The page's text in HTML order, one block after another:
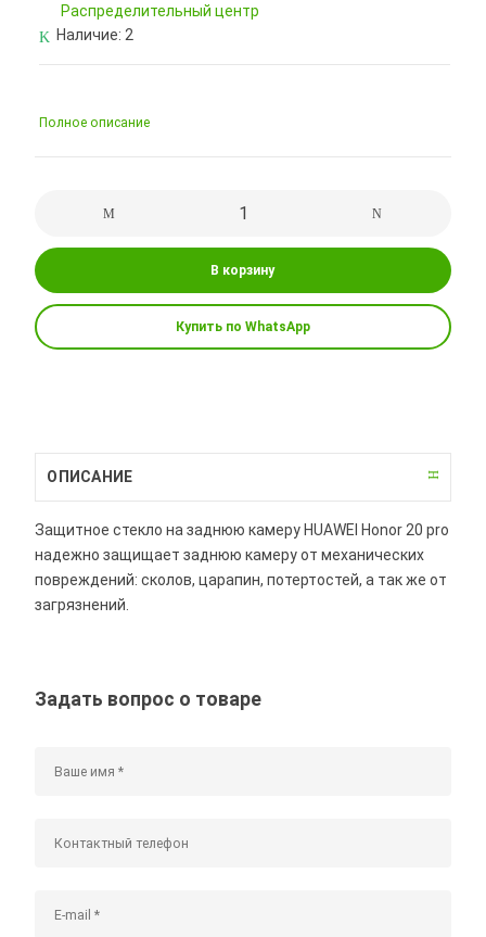
Pаспределительный центр
Наличие: 2
Полное описание
В корзину
Купить по WhatsApp
ОПИСАНИЕ
Защитное стекло на заднюю камеру HUAWEI Honor 20 pro
надежно защищает заднюю камеру от механических
повреждений: сколов, царапин, потертостей, а так же от
загрязнений.
Задать вопрос о товаре